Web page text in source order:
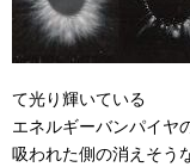
て光り輝いている
エネルギーバンパイヤ
吸われた側の消えそう